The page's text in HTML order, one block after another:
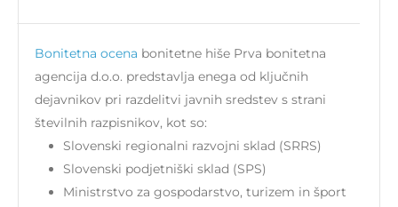
Bonitetna ocena bonitetne hiše Prva bonitetna
agencija d.o.o. predstavlja enega od ključnih
dejavnikov pri razdelitvi javnih sredstev s strani
številnih razpisnikov, kot so:
Slovenski regionalni razvojni sklad (SRRS)
Slovenski podjetniški sklad (SPS)
Ministrstvo za gospodarstvo, turizem in šport